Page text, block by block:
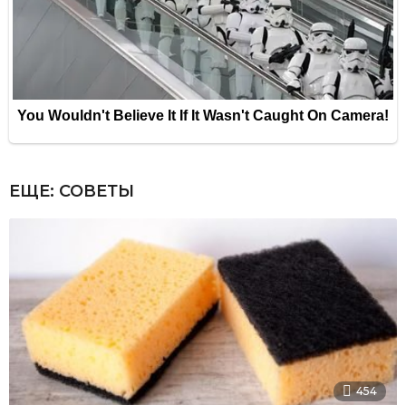
ЕЩЕ: СОВЕТЫ
454